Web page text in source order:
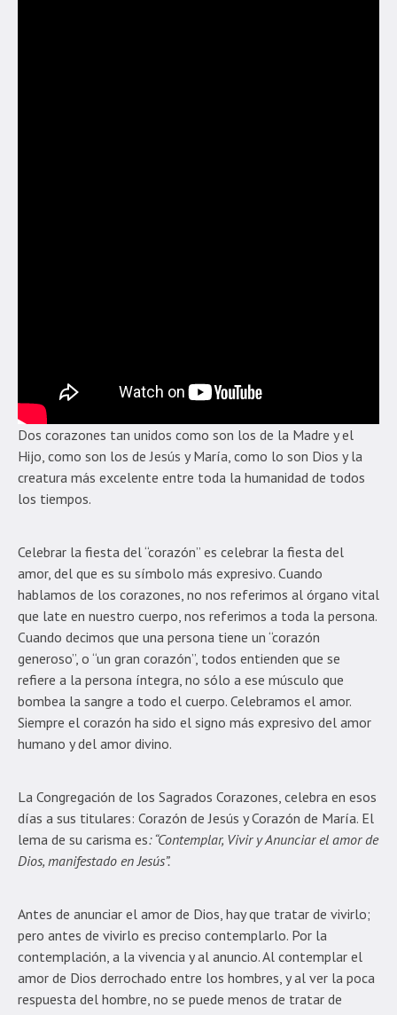
Dos corazones tan unidos como son los de la Madre y el
Hijo, como son los de Jesús y María, como lo son Dios y la
creatura más excelente entre toda la humanidad de todos
los tiempos.
Celebrar la fiesta del “corazón” es celebrar la fiesta del
amor, del que es su símbolo más expresivo. Cuando
hablamos de los corazones, no nos referimos al órgano vital
que late en nuestro cuerpo, nos referimos a toda la persona.
Cuando decimos que una persona tiene un “corazón
generoso”, o “un gran corazón”, todos entienden que se
refiere a la persona íntegra, no sólo a ese músculo que
bombea la sangre a todo el cuerpo. Celebramos el amor.
Siempre el corazón ha sido el signo más expresivo del amor
humano y del amor divino.
La Congregación de los Sagrados Corazones, celebra en esos
días a sus titulares: Corazón de Jesús y Corazón de María. El
lema de su carisma es: “Contemplar, Vivir y Anunciar el amor de
Dios, manifestado en Jesús”.
Antes de anunciar el amor de Dios, hay que tratar de vivirlo;
pero antes de vivirlo es preciso contemplarlo. Por la
contemplación, a la vivencia y al anuncio. Al contemplar el
amor de Dios derrochado entre los hombres, y al ver la poca
respuesta del hombre, no se puede menos de tratar de